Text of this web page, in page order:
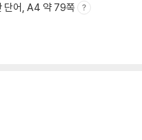
어떻게 해야 하나요?
주는 말 아닌가요?
있지는 않은가요?
단어, A4 약 79쪽